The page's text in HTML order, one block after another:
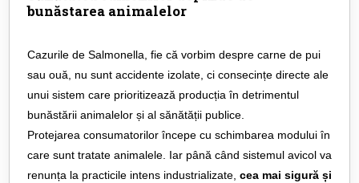
bunăstarea animalelor
Cazurile de Salmonella, fie că vorbim despre carne de pui
sau ouă, nu sunt accidente izolate, ci consecințe directe ale
unui sistem care prioritizează producția în detrimentul
bunăstării animalelor și al sănătății publice.
Protejarea consumatorilor începe cu schimbarea modului în
care sunt tratate animalele. Iar până când sistemul avicol va
renunța la practicile intens industrializate, cea mai sigură și